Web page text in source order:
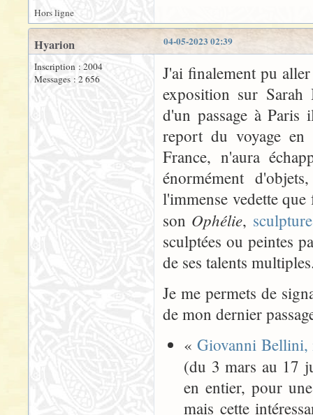
Hors ligne
04-05-2023 02:39
Hyarion
Inscription : 2004
Messages : 2 656
J'ai finalement pu
exposition sur Sarah
d'un passage à Paris
report du voyage
France, n'aura
énormément
l'immense vedette
son Ophélie, sculpture
sculptées ou peintes
de ses talents
Je me permets de
de mon dernier
« Giovanni Bellini,
(du 3 mars au 17
en entier, pour
mais cette